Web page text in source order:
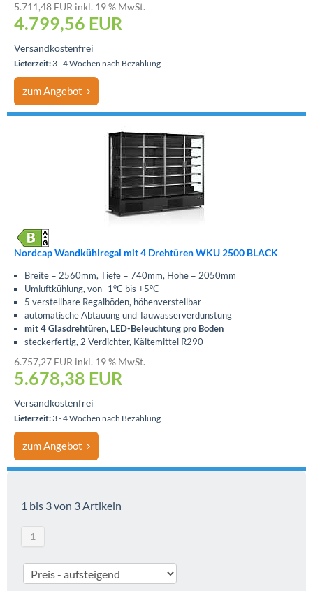
5.711,48 EUR inkl. 19 % MwSt.
4.799,56 EUR
Versandkostenfrei
Lieferzeit: 3 - 4 Wochen nach Bezahlung
zum Angebot
Nordcap Wandkühlregal mit 4 Drehtüren WKU 2500 BLACK
Breite = 2560mm, Tiefe = 740mm, Höhe = 2050mm
Umluftkühlung, von -1°C bis +5°C
5 verstellbare Regalböden, höhenverstellbar
automatische Abtauung und Tauwasserverdunstung
mit 4 Glasdrehtüren, LED-Beleuchtung pro Boden
steckerfertig, 2 Verdichter, Kältemittel R290
6.757,27 EUR inkl. 19 % MwSt.
5.678,38 EUR
Versandkostenfrei
Lieferzeit: 3 - 4 Wochen nach Bezahlung
zum Angebot
1 bis 3 von 3 Artikeln
1